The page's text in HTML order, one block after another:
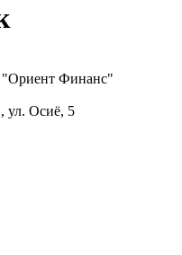
"Ориент Финанс"
ул. Осиё, 5